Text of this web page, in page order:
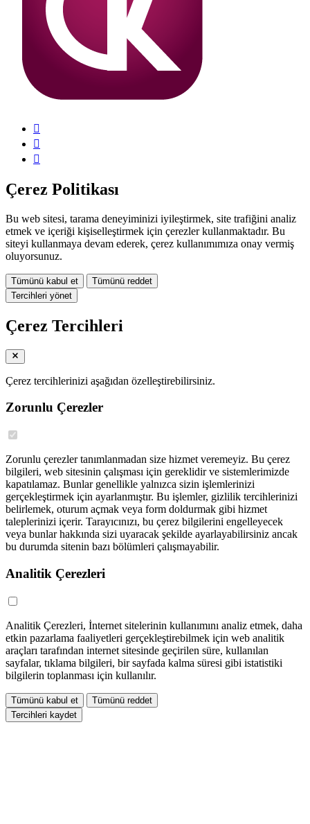
Çerez Politikası
Bu web sitesi, tarama deneyiminizi iyileştirmek, site trafiğini analiz
etmek ve içeriği kişiselleştirmek için çerezler kullanmaktadır. Bu
siteyi kullanmaya devam ederek, çerez kullanımımıza onay vermiş
oluyorsunuz.
Tümünü kabul et
Tümünü reddet
Tercihleri yönet
Çerez Tercihleri
Çerez tercihlerinizi aşağıdan özelleştirebilirsiniz.
Zorunlu Çerezler
Zorunlu çerezler tanımlanmadan size hizmet veremeyiz. Bu çerez
bilgileri, web sitesinin çalışması için gereklidir ve sistemlerimizde
kapatılamaz. Bunlar genellikle yalnızca sizin işlemlerinizi
gerçekleştirmek için ayarlanmıştır. Bu işlemler, gizlilik tercihlerinizi
belirlemek, oturum açmak veya form doldurmak gibi hizmet
taleplerinizi içerir. Tarayıcınızı, bu çerez bilgilerini engelleyecek
veya bunlar hakkında sizi uyaracak şekilde ayarlayabilirsiniz ancak
bu durumda sitenin bazı bölümleri çalışmayabilir.
Analitik Çerezleri
Analitik Çerezleri, İnternet sitelerinin kullanımını analiz etmek, daha
etkin pazarlama faaliyetleri gerçekleştirebilmek için web analitik
araçları tarafından internet sitesinde geçirilen süre, kullanılan
sayfalar, tıklama bilgileri, bir sayfada kalma süresi gibi istatistiki
bilgilerin toplanması için kullanılır.
Tümünü kabul et
Tümünü reddet
Tercihleri kaydet